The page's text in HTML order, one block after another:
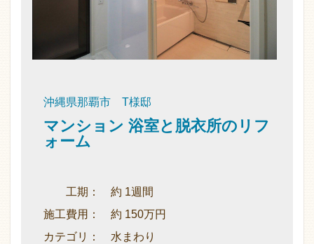
沖縄県那覇市 T様邸
マンション 浴室と脱衣所のリフ
ォーム
工期： 約 1週間
施工費用： 約 150万円
カテゴリ： 水まわり